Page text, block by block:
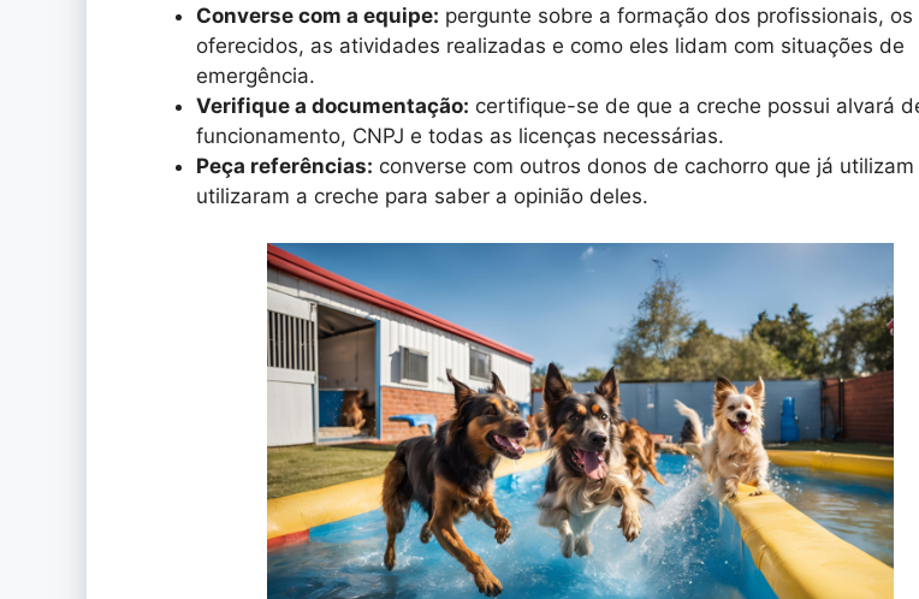
Converse com a equipe: pergunte sobre a formação dos profissionais,
oferecidos, as atividades realizadas e como eles lidam com situações de
emergência.
Verifique a documentação: certifique-se de que a creche possui alvará
funcionamento, CNPJ e todas as licenças necessárias.
Peça referências: converse com outros donos de cachorro que já utilizam
utilizaram a creche para saber a opinião deles.